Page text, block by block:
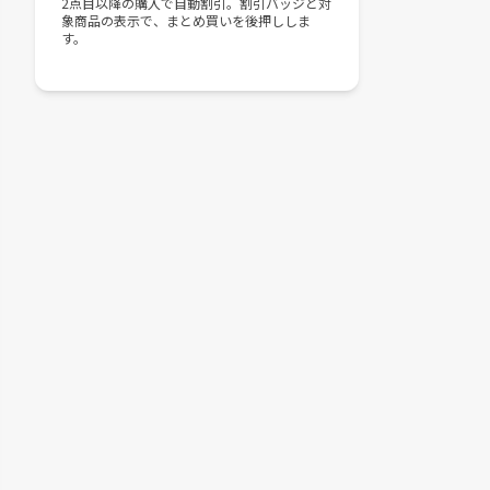
象商品の表示で、まとめ買いを後押ししま
す。